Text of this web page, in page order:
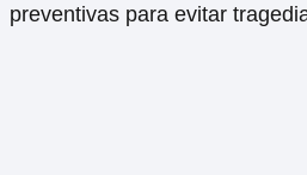
preventivas para evitar